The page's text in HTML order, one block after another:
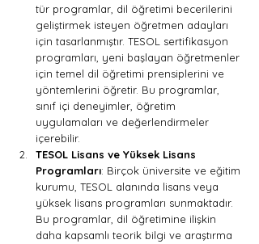
tür programlar, dil öğretimi becerilerini
geliştirmek isteyen öğretmen adayları
için tasarlanmıştır. TESOL sertifikasyon
programları, yeni başlayan öğretmenler
için temel dil öğretimi prensiplerini ve
yöntemlerini öğretir. Bu programlar,
sınıf içi deneyimler, öğretim
uygulamaları ve değerlendirmeler
içerebilir.
TESOL Lisans ve Yüksek Lisans
Programları: Birçok üniversite ve eğitim
kurumu, TESOL alanında lisans veya
yüksek lisans programları sunmaktadır.
Bu programlar, dil öğretimine ilişkin
daha kapsamlı teorik bilgi ve araştırma